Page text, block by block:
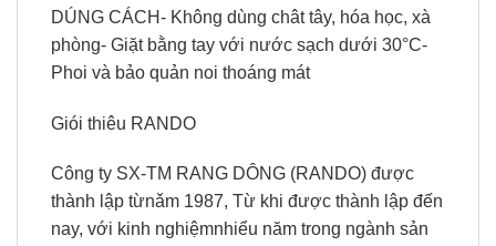
DÚNG CÁCH- Không dùng chât tây, hóa học, xà
phòng- Giặt bằng tay với nước sạch dưới 30°C-
Phoi và bảo quản noi thoáng mát
Giói thiêu RANDO
Công ty SX-TM RANG DÔNG (RANDO) được
thành lập từnǎm 1987, Từ khi được thành lập đến
nay, với kinh nghiệmnhiểu năm trong ngành sản